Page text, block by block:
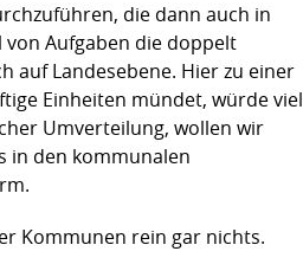
die dann auch in
Aufgaben die doppelt
auf Landesebene. Hier zu einer
Einheiten mündet, würde viel
Umverteilung, wollen wir
in den kommunalen
Kommunen rein gar nichts.